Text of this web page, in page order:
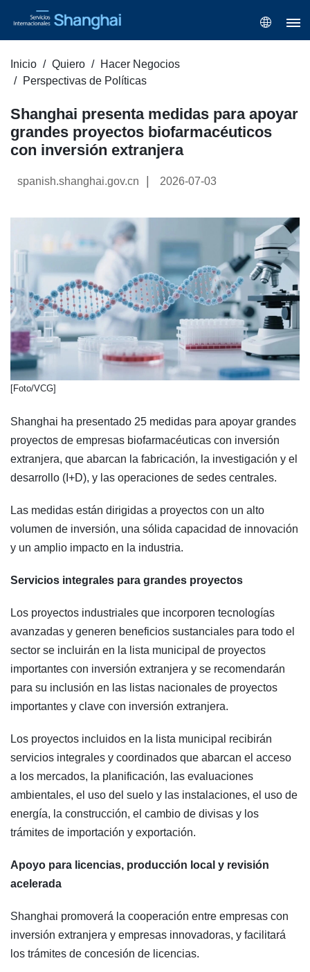
Inicio Quiero
Hacer Negocios
Perspectivas de Políticas
Shanghai presenta medidas para apoyar
grandes proyectos biofarmacéuticos
con inversión extranjera
spanish.shanghai.gov.cn 2026-07-03
​[Foto/VCG]
Shanghai ha presentado 25 medidas para apoyar grandes
proyectos de empresas biofarmacéuticas con inversión
extranjera, que abarcan la fabricación, la investigación y el
desarrollo (I+D), y las operaciones de sedes centrales.
Las medidas están dirigidas a proyectos con un alto
volumen de inversión, una sólida capacidad de innovación
y un amplio impacto en la industria.
Servicios integrales para grandes proyectos
Los proyectos industriales que incorporen tecnologías
avanzadas y generen beneficios sustanciales para todo el
sector se incluirán en la lista municipal de proyectos
importantes con inversión extranjera y se recomendarán
para su inclusión en las listas nacionales de proyectos
importantes y clave con inversión extranjera.
Los proyectos incluidos en la lista municipal recibirán
servicios integrales y coordinados que abarcan el acceso
a los mercados, la planificación, las evaluaciones
ambientales, el uso del suelo y las instalaciones, el uso de
energía, la construcción, el cambio de divisas y los
trámites de importación y exportación.
Apoyo para licencias, producción local y revisión
acelerada
Shanghai promoverá la cooperación entre empresas con
inversión extranjera y empresas innovadoras, y facilitará
los trámites de concesión de licencias.